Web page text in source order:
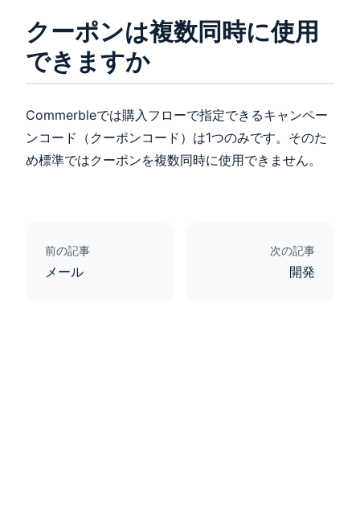
クーポンは複数同時に使用
できますか
Commerbleでは購入フローで指定できるキャンペー
ンコード（クーポンコード）は1つのみです。そのた
め標準ではクーポンを複数同時に使用できません。
前の記事
メール
次の記事
開発